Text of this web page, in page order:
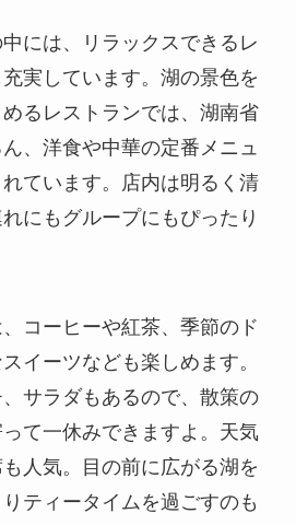
には、リラックスできるレ
実しています。湖の景色を
るレストランでは、湖南省
、洋食や中華の定番メニュ
ています。店内は明るく清
にもグループにもぴったり
コーヒーや紅茶、季節のド
イーツなども楽しめます。
サラダもあるので、散策の
て一休みできますよ。天気
人気。目の前に広がる湖を
ティータイムを過ごすのも